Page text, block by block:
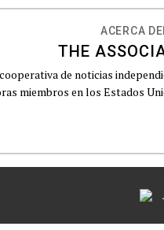
ACERCA
THE
de noticias
miembros en los Estados